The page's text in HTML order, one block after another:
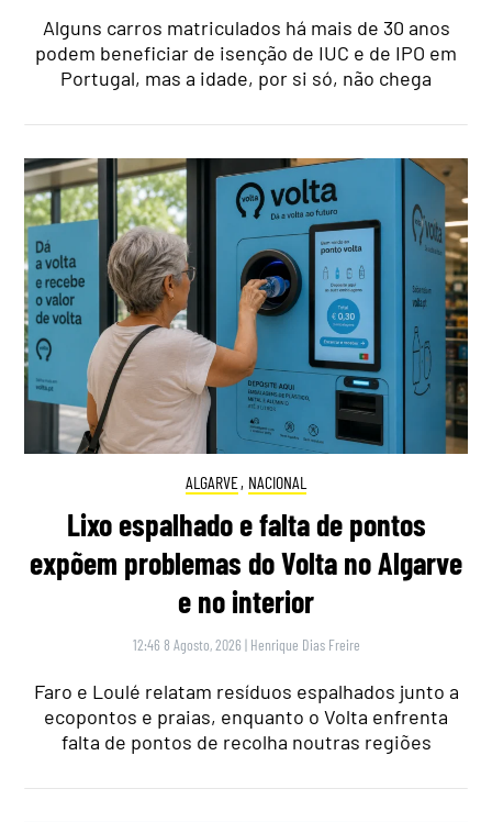
Alguns carros matriculados há mais de 30 anos
podem beneficiar de isenção de IUC e de IPO em
Portugal, mas a idade, por si só, não chega
ALGARVE, NACIONAL
Lixo espalhado e falta de pontos
expõem problemas do Volta no Algarve
e no interior
12:46 8 Agosto, 2026 | Henrique Dias Freire
Faro e Loulé relatam resíduos espalhados junto a
ecopontos e praias, enquanto o Volta enfrenta
falta de pontos de recolha noutras regiões